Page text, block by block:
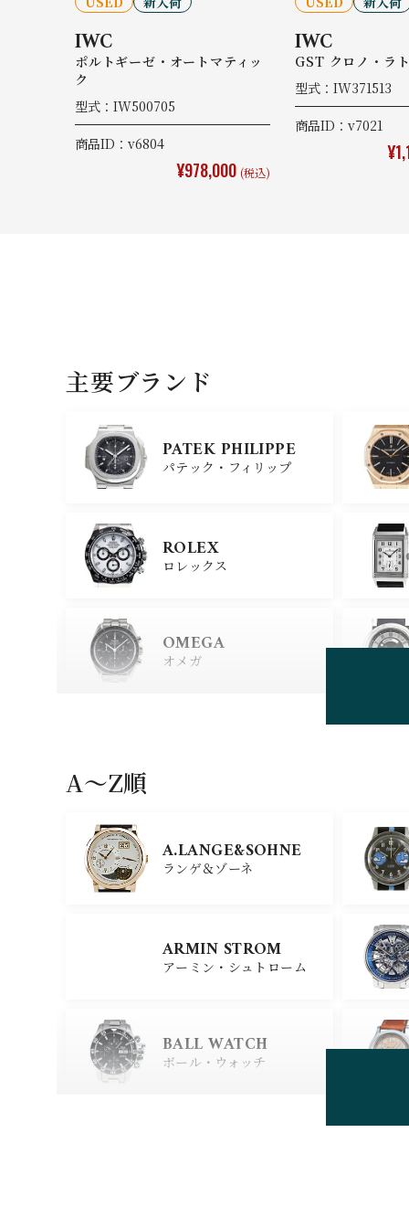
IWC
ポルトギーゼ・オートマティッ
ク
型式：IW500705
商品ID：v6804
¥978,000 (税込)
IWC
GST クロノ・ラ
型式：IW371513
商品ID：v7021
主要ブランド
PATEK PHILIPPE
パテック・フィリップ
ROLEX
ロレックス
OMEGA
オメガ
X
ジラール・ペルゴ
カルティエ
グラスヒュッテ・オリジナ
ル
A〜Z順
A.LANGE&SOHNE
ランゲ＆ゾーネ
ARMIN STROM
アーミン・シュトローム
BALL WATCH
ボール・ウォッチ